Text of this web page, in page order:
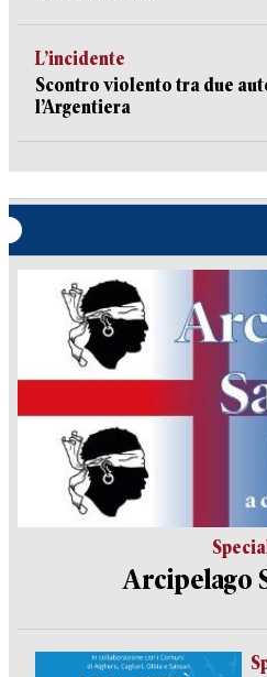
L’incidente
Scontro violento tra due
l’Argentiera
Arcipelago